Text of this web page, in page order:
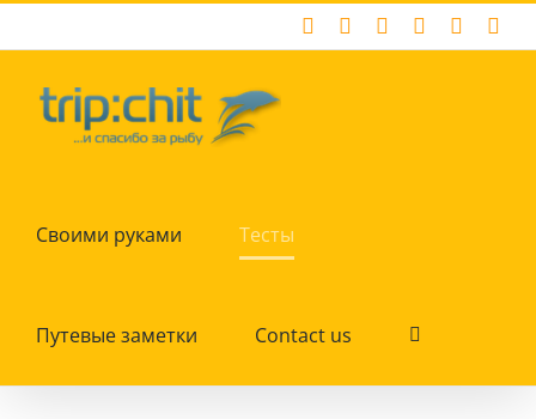
Skip
Facebook InstagramPinterest
Своими руками Тесты
Путевые заметки Contact us